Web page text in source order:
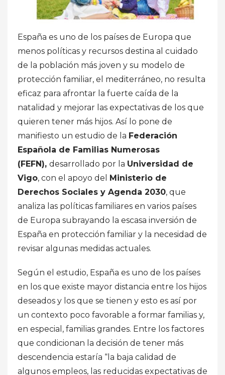
España es uno de los países de Europa que
menos políticas y recursos destina al cuidado
de la población más joven y su modelo de
protección familiar, el mediterráneo, no resulta
eficaz para afrontar la fuerte caída de la
natalidad y mejorar las expectativas de los que
quieren tener más hijos. Así lo pone de
manifiesto un estudio de la Federación
Española de Familias Numerosas
(FEFN), desarrollado por la Universidad de
Vigo, con el apoyo del Ministerio de
Derechos Sociales y Agenda 2030, que
analiza las políticas familiares en varios países
de Europa subrayando la escasa inversión de
España en protección familiar y la necesidad de
revisar algunas medidas actuales.
Según el estudio, España es uno de los países
en los que existe mayor distancia entre los hijos
deseados y los que se tienen y esto es así por
un contexto poco favorable a formar familias y,
en especial, familias grandes. Entre los factores
que condicionan la decisión de tener más
descendencia estaría “la baja calidad de
algunos empleos, las reducidas expectativas de